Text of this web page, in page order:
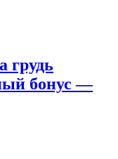
грудь
бонус —